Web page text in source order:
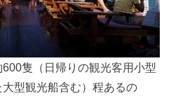
隻（日帰りの観光客用小型
型観光船含む）程あるの